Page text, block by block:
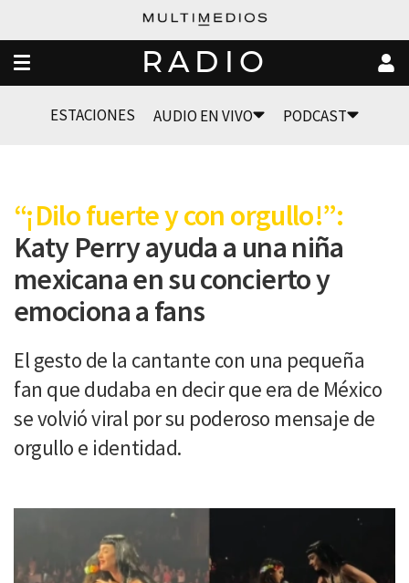
RADIO
ESTACIONES AUDIO EN VIVO PODCAST
“¡Dilo fuerte y con orgullo!”:
Katy Perry ayuda a una niña
mexicana en su concierto y
emociona a fans
El gesto de la cantante con una pequeña
fan que dudaba en decir que era de México
se volvió viral por su poderoso mensaje de
orgullo e identidad.